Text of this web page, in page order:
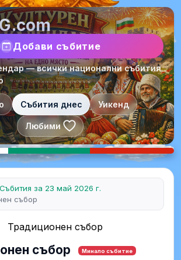
Добави събитие
— всички национални събития
Събития днес Уикенд
Любими
Събития за 23 май 2026 г.
събор
събор Минало събитие